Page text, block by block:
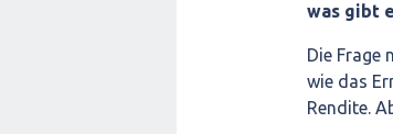
was gibt
Die Frage
wie das
Rendite.